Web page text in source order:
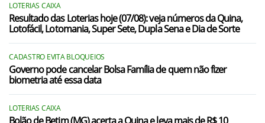
LOTERIAS CAIXA
Resultado das Loterias hoje (07/08): veja números da Quina,
Lotofácil, Lotomania, Super Sete, Dupla Sena e Dia de Sorte
CADASTRO EVITA BLOQUEIOS
Governo pode cancelar Bolsa Família de quem não fizer
biometria até essa data
LOTERIAS CAIXA